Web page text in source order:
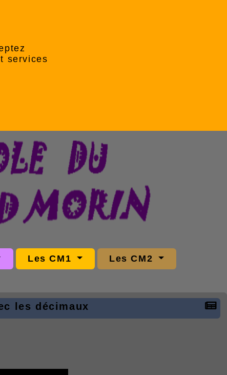
services
Les CM1 Les CM2
les décimaux